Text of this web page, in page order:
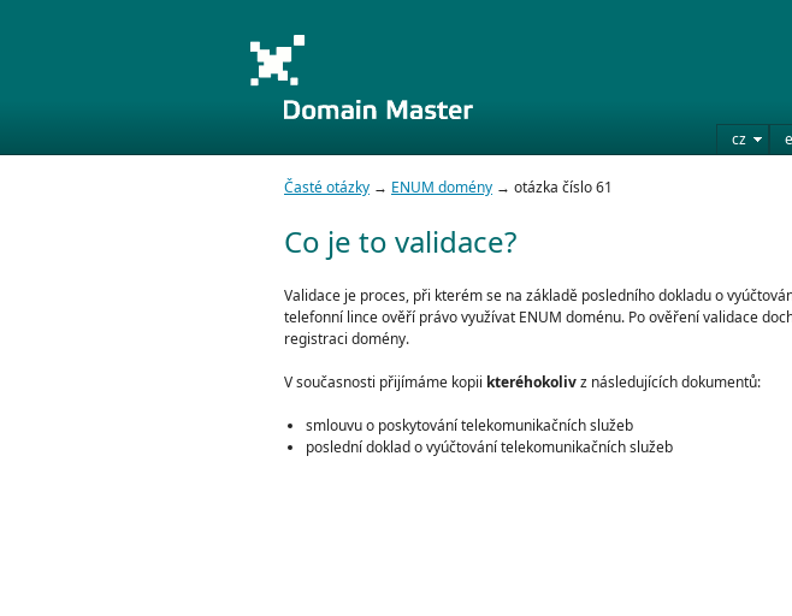
cz
Časté otázky → ENUM domény → otázka číslo 61
Co je to validace?
Validace je proces, při kterém se na základě posledního dokladu o
telefonní lince ověří právo využívat ENUM doménu. Po ověření validace
registraci domény.
V současnosti přijímáme kopii kteréhokolivz následujících dokumentů:
smlouvu o poskytování telekomunikačních služeb
poslední doklad o vyúčtování telekomunikačních služeb